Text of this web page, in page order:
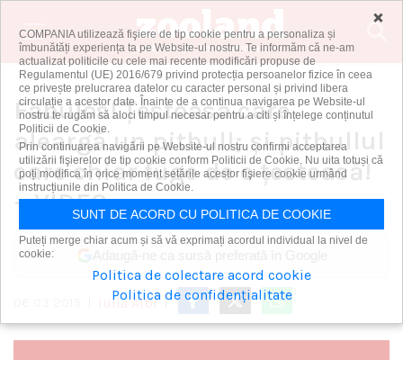
vorbeşte pe limba animalelor
Fabulos! Țestoasa care
aleargă un pitbull; și pitbullul
care chiar fuge de o țestoasă!
– VIDEO
Iulia Albi |
×
COMPANIA utilizează fişiere de tip cookie pentru a personaliza și
îmbunătăți experiența ta pe Website-ul nostru. Te informăm că ne-am
actualizat politicile cu cele mai recente modificări propuse de
Regulamentul (UE) 2016/679 privind protecția persoanelor fizice în ceea
ce privește prelucrarea datelor cu caracter personal și privind libera
circulație a acestor date. Înainte de a continua navigarea pe Website-ul
nostru te rugăm să aloci timpul necesar pentru a citi și înțelege conținutul
Politicii de Cookie.
Prin continuarea navigării pe Website-ul nostru confirmi acceptarea
utilizării fişierelor de tip cookie conform Politicii de Cookie. Nu uita totuși că
poți modifica în orice moment setările acestor fişiere cookie urmând
instrucțiunile din Politica de Cookie.
SUNT DE ACORD CU POLITICA DE COOKIE
Puteți merge chiar acum și să vă exprimați acordul individual la nivel de
cookie:
Politica de colectare acord cookie
Politica de confidențialitate